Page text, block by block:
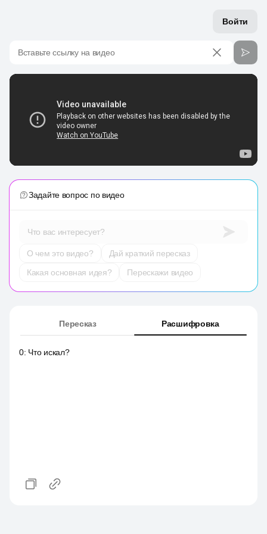
Войти
Вставьте ссылку на видео
Задайте вопрос по видео
Что вас интересует?
О чем это видео?
Дай краткий пересказ
Какая основная идея?
Перескажи видео
Пересказ Расшифровка
0: Что искал?